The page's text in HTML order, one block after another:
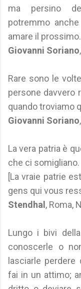
ma persino
potremmo
amare il prossimo.
Giovanni Soriano
Rare sono le
persone davvero
quando troviamo
Giovanni Soriano
La vera patria è
che ci somigliano.
[La vraie patrie
gens qui vous
Stendhal , Roma,
Lungo i bivi
conoscerle o
lasciarle
fai in un attimo;